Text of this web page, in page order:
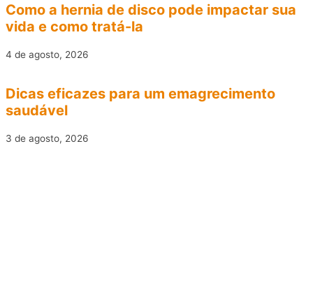
Como a hernia de disco pode impactar sua
vida e como tratá-la
4 de agosto, 2026
Dicas eficazes para um emagrecimento
saudável
3 de agosto, 2026